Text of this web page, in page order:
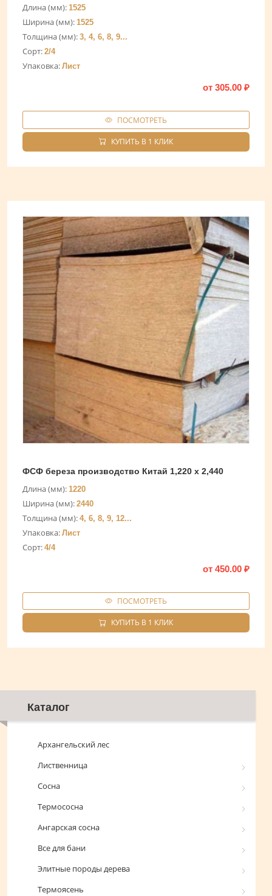
Длина (мм): 1525
Ширина (мм): 1525
Толщина (мм): 3, 4, 6, 8, 9...
Сорт: 2/4
Упаковка: Лист
от 305.00 ₽
ПОСМОТРЕТЬ
КУПИТЬ В 1 КЛИК
ФСФ береза производство Китай 1,220 х 2,440
Длина (мм): 1220
Ширина (мм): 2440
Толщина (мм): 4, 6, 8, 9, 12...
Упаковка: Лист
Сорт: 4/4
от 450.00 ₽
ПОСМОТРЕТЬ
КУПИТЬ В 1 КЛИК
Каталог
Архангельский лес
Лиственница
Сосна
Термососна
Ангарская сосна
Все для бани
Элитные породы дерева
Термоясень